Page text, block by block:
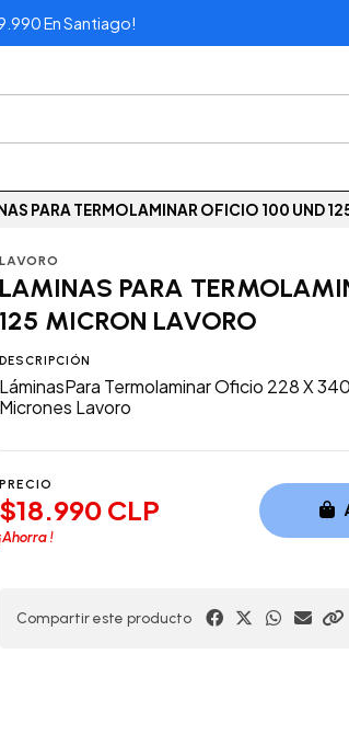
En Santiago!
PARA TERMOLAMINAR OFICIO 100 UND
LAVORO
LAMINAS PARA
125 MICRON LAVORO
DESCRIPCIÓN
LáminasPara Termolaminar Oficio 228 X
Micrones Lavoro
PRECIO
$18.990 CLP
¡Ahorra!
Compartir este producto